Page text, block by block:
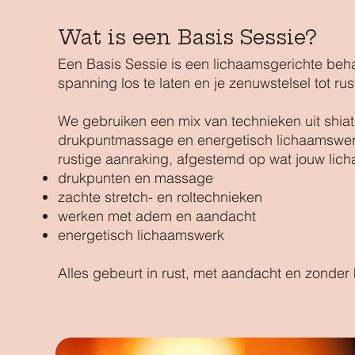
Wat is een Basis Sessie?
Een Basis Sessie is een lichaamsgerichte
spanning los te laten en je zenuwstelsel tot
We gebruiken een mix van technieken uit
drukpuntmassage en energetisch
rustige aanraking, afgestemd op wat jouw
drukpunten en massage
zachte stretch- en roltechnieken
werken met adem en aandacht
energetisch lichaamswerk
Alles gebeurt in rust, met aandacht en zonder